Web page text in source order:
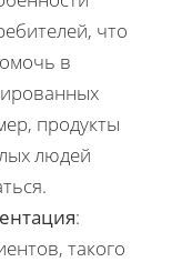
что
в
продукты
людей
:
такого